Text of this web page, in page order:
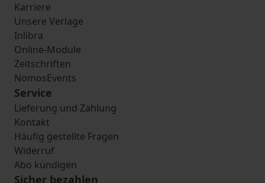
Karriere
Unsere Verlage
Inlibra
Online-Module
Zeitschriften
NomosEvents
Service
Lieferung und Zahlung
Kontakt
Häufig gestellte Fragen
Widerruf
Abo kündigen
Sicher bezahlen